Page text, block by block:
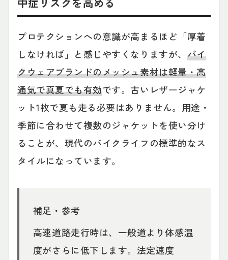
中症リスクを高める
プロテクションへの意識が高まるほど「厚着
しなければ」と感じやすくなりますが、 バイ
クウェアブランドのメッシュ素材は軽量・高
通気で真夏でも有効です。古いレザージャケ
ット1枚で夏も走る必要はありません。用途・
季節に合わせて複数のジャケットを使い分け
ることが、現代のバイクライフの標準的なス
タイルになっています。
補足・参考
高速道路走行時は、一般道より体感温
度がさらに低下します。法定速度